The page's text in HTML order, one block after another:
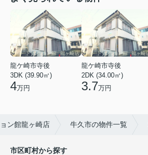
龍ケ崎市寺後
3DK (39.90㎡)
4万円
龍ケ崎市寺後
2DK (34.00㎡)
3.7万円
ン館龍ヶ崎店 牛久市の物件一覧
市区町村から探す